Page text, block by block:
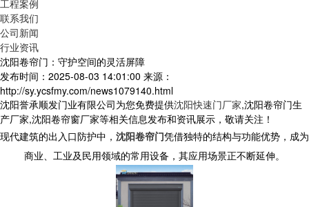
工程案例
联系我们
公司新闻
行业资讯
沈阳卷帘门：守护空间的灵活屏障
发布时间：2025-08-03 14:01:00 来源：
http://sy.ycsfmy.com/news1079140.html
沈阳誉承顺发门业有限公司为您免费提供沈阳快速门厂家,沈阳卷帘门生
产厂家,沈阳卷帘窗厂家等相关信息发布和资讯展示，敬请关注！
现代建筑的出入口防护中， 沈阳卷帘门凭借独特的结构与功能优势，成为
商业、工业及民用领域的常用设备，其应用场景正不断延伸。